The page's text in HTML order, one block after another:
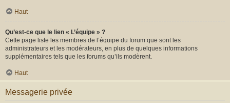
Haut
Qu’est-ce que le lien « L’équipe » ?
Cette page liste les membres de l’équipe du forum que sont les
administrateurs et les modérateurs, en plus de quelques informations
supplémentaires tels que les forums qu’ils modèrent.
Haut
Messagerie privée